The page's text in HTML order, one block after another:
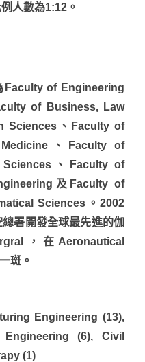
人數為1:12。
of Engineering
of Business, Law
Sciences、Faculty of
、Faculty of
Sciences、Faculty of
及Faculty of
Sciences。2002
署開發全球最先進的伽
，在Aeronautical
斑。
Engineering (13),
(6), Civil
(1)